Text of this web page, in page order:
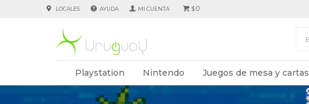
Playstation Nintendo Juegos de mesa y cartas
$0
LOCALES AYUDA